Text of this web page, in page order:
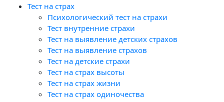
Тест на страх
Психологический тест на страхи
Тест внутренние страхи
Тест на выявление детских страхов
Тест на выявление страхов
Тест на детские страхи
Тест на страх высоты
Тест на страх жизни
Тест на страх одиночества